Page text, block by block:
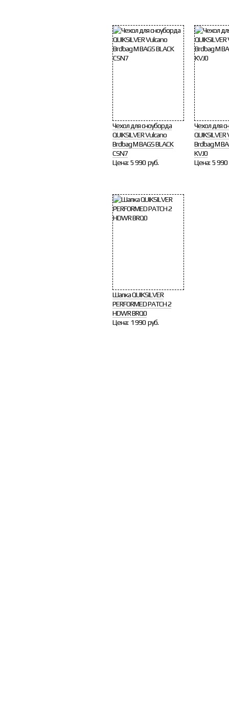
Чехол для сноуборда
QUIKSILVER Vulcano
Brdbag M BAGS BLACK
CSN7
Цена: 5 990 руб.
Чехол для
QUIKSILVER
Brdbag M
KVJ0
Цена: 5 990
Шапка QUIKSILVER
PERFORMED PATCH 2
HDWR BRQ0
Цена: 1 990 руб.